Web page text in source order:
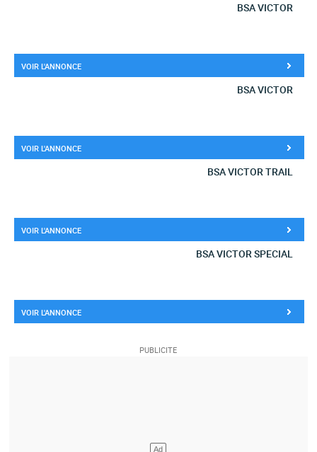
BSA VICTOR
VOIR L'ANNONCE
BSA VICTOR
VOIR L'ANNONCE
BSA VICTOR TRAIL
VOIR L'ANNONCE
BSA VICTOR SPECIAL
VOIR L'ANNONCE